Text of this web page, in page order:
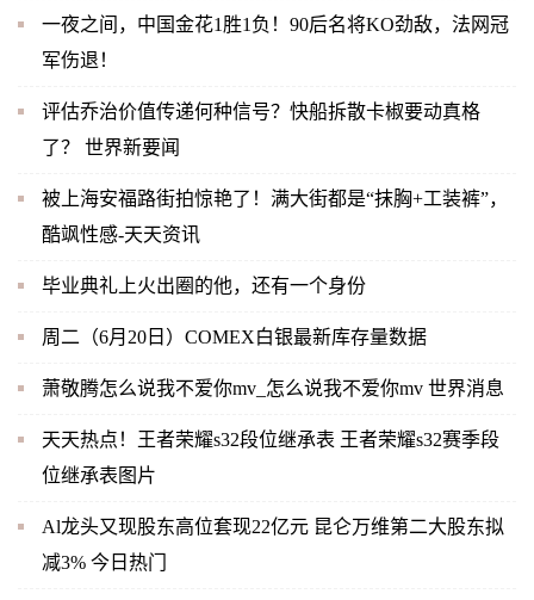
一夜之间，中国金花1胜1负！90后名将KO劲敌，法网冠
军伤退！
评估乔治价值传递何种信号？快船拆散卡椒要动真格
了？ 世界新要闻
被上海安福路街拍惊艳了！满大街都是“抹胸+工装裤”，
酷飒性感-天天资讯
毕业典礼上火出圈的他，还有一个身份
周二（6月20日）COMEX白银最新库存量数据
萧敬腾怎么说我不爱你mv_怎么说我不爱你mv 世界消息
天天热点！王者荣耀s32段位继承表 王者荣耀s32赛季段
位继承表图片
Al龙头又现股东高位套现22亿元 昆仑万维第二大股东拟
减3% 今日热门